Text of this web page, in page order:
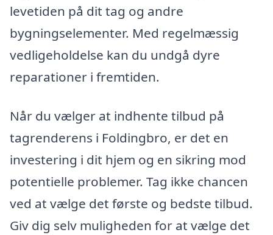
levetiden på dit tag og andre
bygningselementer. Med regelmæssig
vedligeholdelse kan du undgå dyre
reparationer i fremtiden.
Når du vælger at indhente tilbud på
tagrenderens i Foldingbro, er det en
investering i dit hjem og en sikring mod
potentielle problemer. Tag ikke chancen
ved at vælge det første og bedste tilbud.
Giv dig selv muligheden for at vælge det